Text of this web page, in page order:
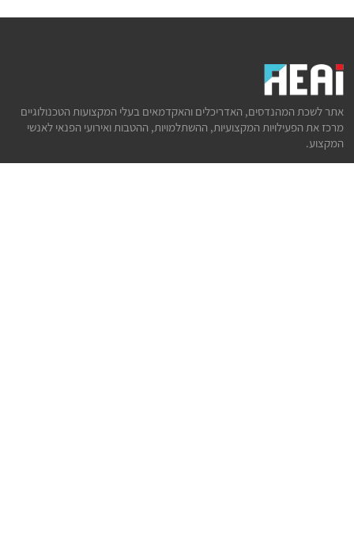
אתר לשכת המהנדסים, האדריכלים והאקדמאים בעלי המקצועות הטכנולוגיים
מרכז את הפעילויות המקצועיות, ההשתלמויות, ההטבות ואירועי הפנאי לאנשי
המקצוע.